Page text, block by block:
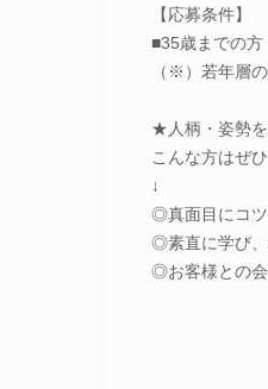
【応募条件】
■35歳までの方
（※）若年層
★人柄・姿勢
こんな方はぜ
↓
◎真面目にコ
◎素直に学び
◎お客様との